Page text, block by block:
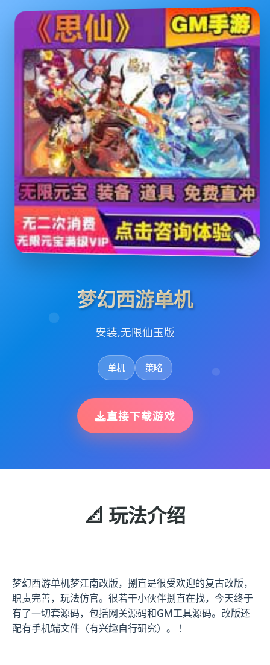
梦幻西游单机
安装,无限仙玉版
单机 策略
直接下载游戏
📐 玩法介绍
梦幻西游单机梦江南改版，捌直是很受欢迎的复古改版，
职责完善，玩法仿官。很若干小伙伴捌直在找，今天终于
有了一切套源码，包括网关源码和GM工具源码。改版还
配有手机端文件（有兴趣自行研究）。 ！